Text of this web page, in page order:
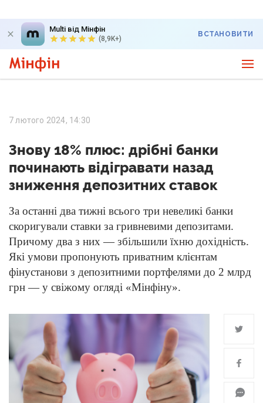
Multi від Мінфін
(8,9K+)
ВСТАНОВИТИ
7 лютого 2024, 14:30
Знову 18% плюс: дрібні банки
починають відігравати назад
зниження депозитних ставок
За останні два тижні всього три невеликі банки
скоригували ставки за гривневими депозитами.
Причому два з них — збільшили їхню дохідність.
Які умови пропонують приватним клієнтам
фінустанови з депозитними портфелями до 2 млрд
грн — у свіжому огляді «Мінфіну».